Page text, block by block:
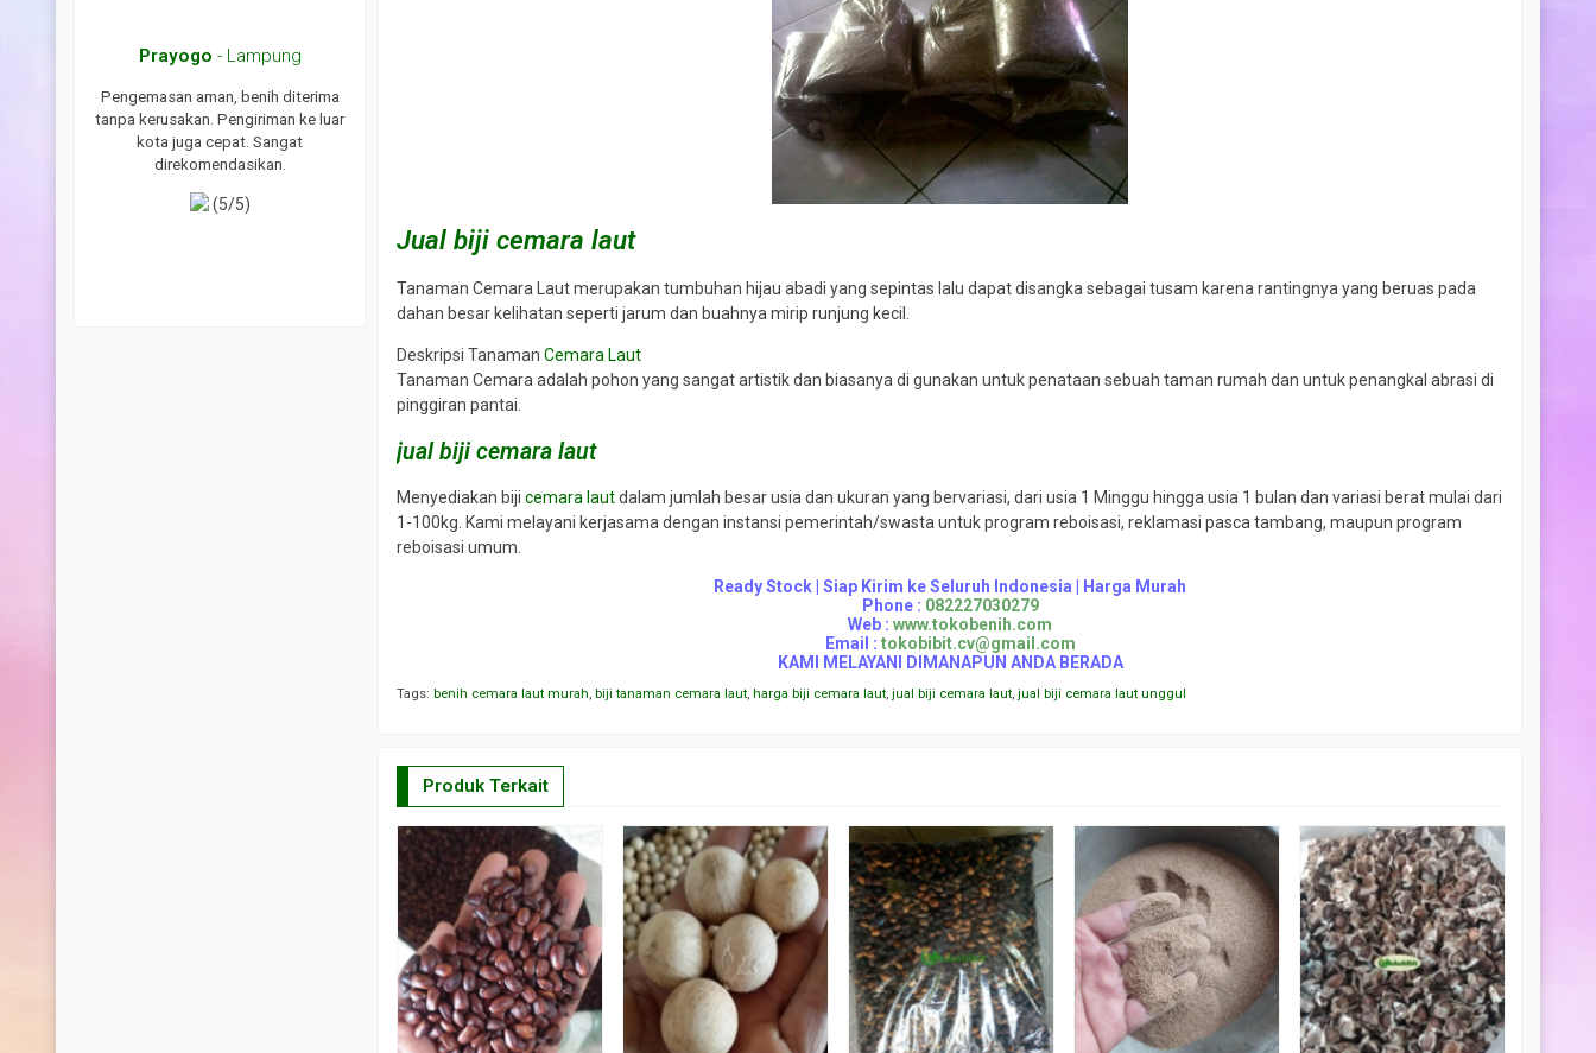
Jual biji cemara laut
Tanaman Cemara Laut merupakan tumbuhan hijau abadi yang sepintas lalu dapat disangka sebagai tusam karena rantingnya yang beruas pada
dahan besar kelihatan seperti jarum dan buahnya mirip runjung kecil.
Deskripsi TanamanCemara Laut
Tanaman Cemara adalah pohon yang sangat artistik dan biasanya di gunakan untuk penataan sebuah taman rumah dan untuk penangkal abrasi di
pinggiran pantai.
jual biji cemara laut
Menyediakan bijicemara lautdalam jumlah besar usia dan ukuran yang bervariasi, dari usia 1 Minggu hingga usia 1 bulan dan variasi berat mulai dari
1-100kg. Kami melayani kerjasama dengan instansi pemerintah/swasta untuk program reboisasi, reklamasi pasca tambang, maupun program
reboisasi umum.
Ready Stock | Siap Kirim ke Seluruh Indonesia | Harga Murah
Phone : 082227030279
Web :www.tokobenih.com
Email : tokobibit.cv@gmail.com
KAMI MELAYANI DIMANAPUN ANDA BERADA
Tags:benih cemara laut murah,biji tanaman cemara laut,harga biji cemara laut,jual biji cemara laut,jual biji cemara laut unggul
Produk Terkait
Prayogo - Lampung
Pengemasan aman, benih diterima
tanpa kerusakan. Pengiriman ke luar
kota juga cepat. Sangat
direkomendasikan.
(5/5)
direkomendasikan!
- Bengkulu Utara
Pelayanan pelanggan sangat ramah
dan informatif. Saya sempat bingung
memilih varietas sayuran untuk lahan
kecil, tetapi tim toko memberikan
saran yang tepat. Benihnya berkualitas
premium. Pasti repeat order!
M haris- Samarinda
Pengemasan sangat aman dan setiap
kemasan benih diberi petunjuk tanam
yang jelas. Cocok untuk pemula
seperti saya. Setelah 5–7 hari, benih
sudah mulai tumbuh. Terima kasih,
kualitasnya mantap!